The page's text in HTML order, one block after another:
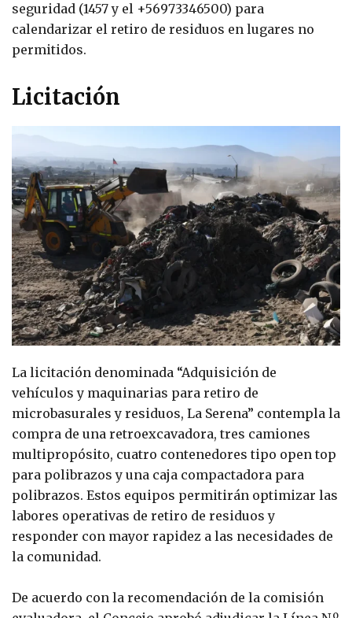
seguridad (1457 y el +56973346500) para
calendarizar el retiro de residuos en lugares no
permitidos.
Licitación
La licitación denominada “Adquisición de
vehículos y maquinarias para retiro de
microbasurales y residuos, La Serena” contempla la
compra de una retroexcavadora, tres camiones
multipropósito, cuatro contenedores tipo open top
para polibrazos y una caja compactadora para
polibrazos. Estos equipos permitirán optimizar las
labores operativas de retiro de residuos y
responder con mayor rapidez a las necesidades de
la comunidad.
De acuerdo con la recomendación de la comisión